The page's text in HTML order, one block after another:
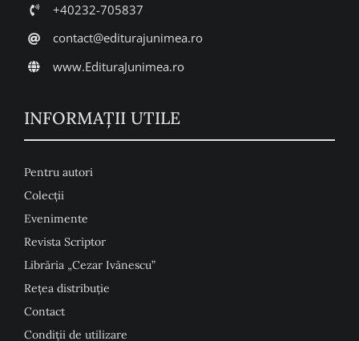
+40232-705837
contact@editurajunimea.ro
www.EdituraJunimea.ro
INFORMAŢII UTILE
Pentru autori
Colecţii
Evenimente
Revista Scriptor
Librăria „Cezar Ivănescu”
Rețea distribuție
Contact
Condiţii de utilizare